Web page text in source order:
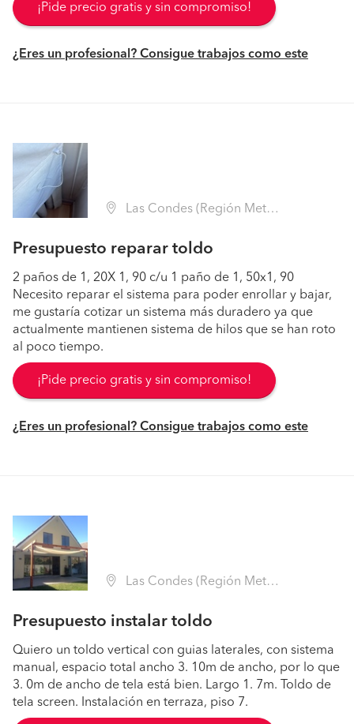
¡Pide precio gratis y sin compromiso!
¿Eres un profesional? Consigue trabajos como este
Las Condes (Región Metropolitana - Santiago)
Presupuesto reparar toldo
2 paños de 1, 20X 1, 90 c/u 1 paño de 1, 50x1, 90
Necesito reparar el sistema para poder enrollar y bajar,
me gustaría cotizar un sistema más duradero ya que
actualmente mantienen sistema de hilos que se han roto
al poco tiempo.
¡Pide precio gratis y sin compromiso!
¿Eres un profesional? Consigue trabajos como este
Las Condes (Región Metropolitana - Santiago)
Presupuesto instalar toldo
Quiero un toldo vertical con guias laterales, con sistema
manual, espacio total ancho 3. 10m de ancho, por lo que
3. 0m de ancho de tela está bien. Largo 1. 7m. Toldo de
tela screen. Instalación en terraza, piso 7.